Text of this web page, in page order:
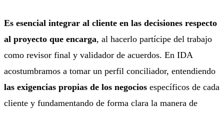
Es esencial integrar al cliente en las decisiones respecto
al proyecto que encarga, al hacerlo partícipe del trabajo
como revisor final y validador de acuerdos. En IDA
acostumbramos a tomar un perfil conciliador, entendiendo
las exigencias propias de los negocios específicos de cada
cliente y fundamentando de forma clara la manera de